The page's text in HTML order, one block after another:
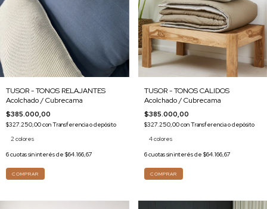
TUSOR - TONOS RELAJANTES
Acolchado / Cubrecama
$385.000,00
$327.250,00conTransferencia o depósito
2 colores
6cuotas sin interés de $64.166,67
COMPRAR
TUSOR - TONOS CALIDOS
Acolchado / Cubrecama
$385.000,00
$327.250,00conTransferencia o depósito
4 colores
6cuotas sin interés de $64.166,67
COMPRAR